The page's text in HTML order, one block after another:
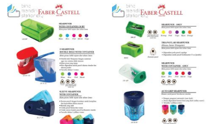
WISH
LIST
COMPARE
TO
WISH
LIST
TO
COMPARE